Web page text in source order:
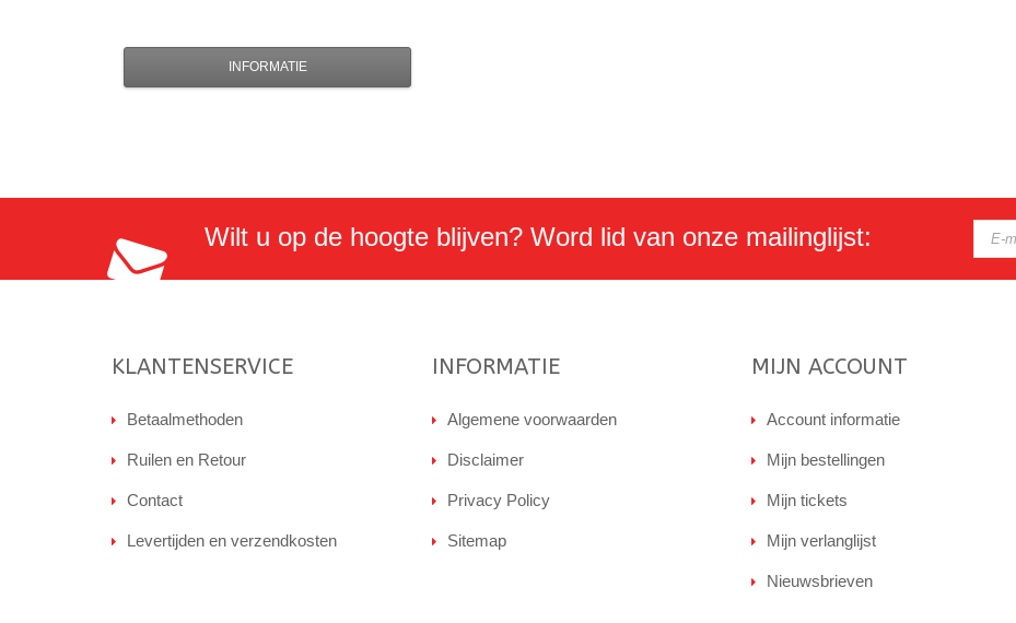
INFORMATIE
Wilt u op de hoogte blijven? Word lid van onze mailinglijst:
KLANTENSERVICE
Betaalmethoden
Ruilen en Retour
Contact
Levertijden en verzendkosten
INFORMATIE
Algemene voorwaarden
Disclaimer
Privacy Policy
Sitemap
MIJN ACCOUNT
Account informatie
Mijn bestellingen
Mijn tickets
Mijn verlanglijst
Nieuwsbrieven